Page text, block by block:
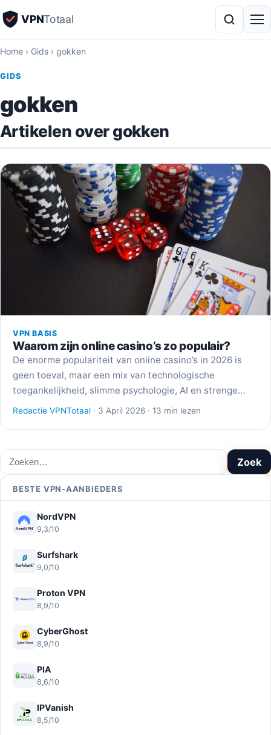
VPNTotaal
Home › Gids › gokken
GIDS
gokken
Artikelen over gokken
VPN BASIS
Waarom zijn online casino’s zo populair?
De enorme populariteit van online casino’s in 2026 is
geen toeval, maar een mix van technologische
toegankelijkheid, slimme psychologie, AI en strenge…
Redactie VPNTotaal · 3 April 2026 · 13 min lezen
Zoeken Zoek
BESTE VPN-AANBIEDERS
NordVPN
9,3/10
Surfshark
9,0/10
Proton VPN
8,9/10
CyberGhost
8,9/10
PIA
8,6/10
IPVanish
8,5/10